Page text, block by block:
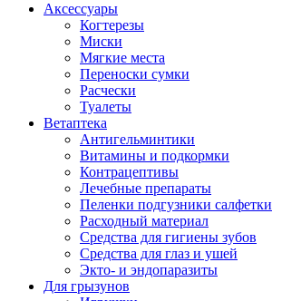
Аксессуары
Когтерезы
Миски
Мягкие места
Переноски сумки
Расчески
Туалеты
Ветаптека
Антигельминтики
Витамины и подкормки
Контрацептивы
Лечебные препараты
Пеленки подгузники салфетки
Расходный материал
Средства для гигиены зубов
Средства для глаз и ушей
Экто- и эндопаразиты
Для грызунов